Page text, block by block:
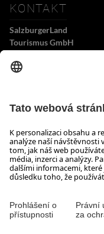
KONTAKT
SalzburgerLand
Tourismus GmbH
Wiener Bundesstraße 23
OTEVÍRACÍ
Těšíme se na Vaši
Jsme Vám rádi k dispozici od
pátek od 08:00 do 17:00